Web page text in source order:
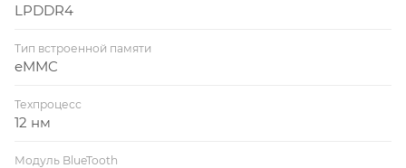
LPDDR4
Тип встроенной памяти
eMMC
Техпроцесс
12 нм
Модуль BlueTooth